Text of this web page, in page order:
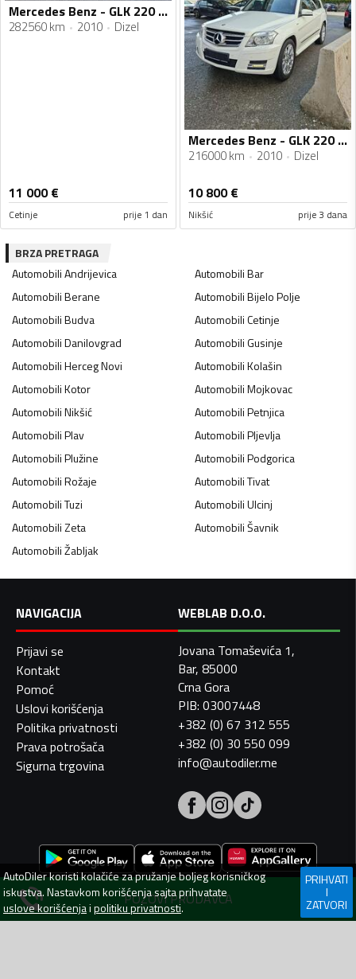
POZOVI PRODAVCA
Mercedes Benz - GLK 220 - 220 CDI
282560 km 2010 Dizel
11 000€
Cetinje prije 1 dan
Mercedes Benz - GLK 220 - 220 CDI 4-MATIC
216000 km 2010 Dizel
10 800€
Nikšić prije 3 dana
BRZA PRETRAGA
AutomobiliAndrijevica AutomobiliBar
AutomobiliBerane AutomobiliBijelo Polje
AutomobiliBudva AutomobiliCetinje
AutomobiliDanilovgrad AutomobiliGusinje
AutomobiliHerceg Novi AutomobiliKolašin
AutomobiliKotor AutomobiliMojkovac
AutomobiliNikšić AutomobiliPetnjica
AutomobiliPlav AutomobiliPljevlja
AutomobiliPlužine AutomobiliPodgorica
AutomobiliRožaje AutomobiliTivat
AutomobiliTuzi AutomobiliUlcinj
AutomobiliZeta AutomobiliŠavnik
AutomobiliŽabljak
NAVIGACIJA
Prijavi se
Kontakt
Pomoć
Uslovi korišćenja
Politika privatnosti
Prava potrošača
Sigurna trgovina
WEBLAB D.O.O.
Jovana Tomaševića 1,
Bar, 85000
Crna Gora
PIB: 03007448
+382 (0) 67 312 555
+382 (0) 30 550 099
info@autodiler.me
AutoDilerkoristi kolačiće za pružanje boljeg korisničkog
iskustva. Nastavkom korišćenja sajta prihvatate
uslove korišćenjaipolitiku privatnosti.
PRIHVATI
I
ZATVORI